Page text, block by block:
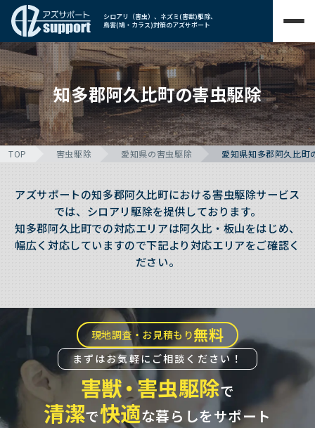
シロアリ（害虫）、ネズミ(害獣)駆除、
鳥害(鳩・カラス)対策のアズサポート
知多郡阿久比町の害虫駆除
TOP 害虫駆除 愛知県の害虫駆除 愛知県知多郡阿久比町
アズサポートの知多郡阿久比町における害虫駆除サービス
では、シロアリ駆除を提供しております。
知多郡阿久比町での対応エリアは阿久比・板山をはじめ、
幅広く対応していますので下記より対応エリアをご確認く
ださい。
現地調査・お見積もり無料
まずはお気軽にご相談ください！
害獣・害虫駆除で
清潔で快適な暮らしをサポート